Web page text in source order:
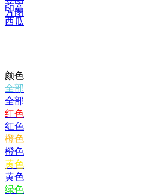
印章
西瓜
方图
颜色
全部
全部
红色
红色
橙色
橙色
黄色
黄色
绿色